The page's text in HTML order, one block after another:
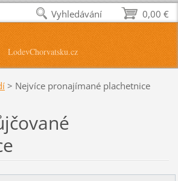
LodevChorvatsku.cz
> Nejvíce pronajímané plachetnice
0,00 €
Vyhledávání